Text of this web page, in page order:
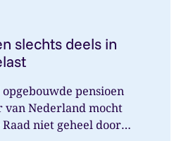
slechts deels in
pensioen
van Nederland mocht
niet geheel door